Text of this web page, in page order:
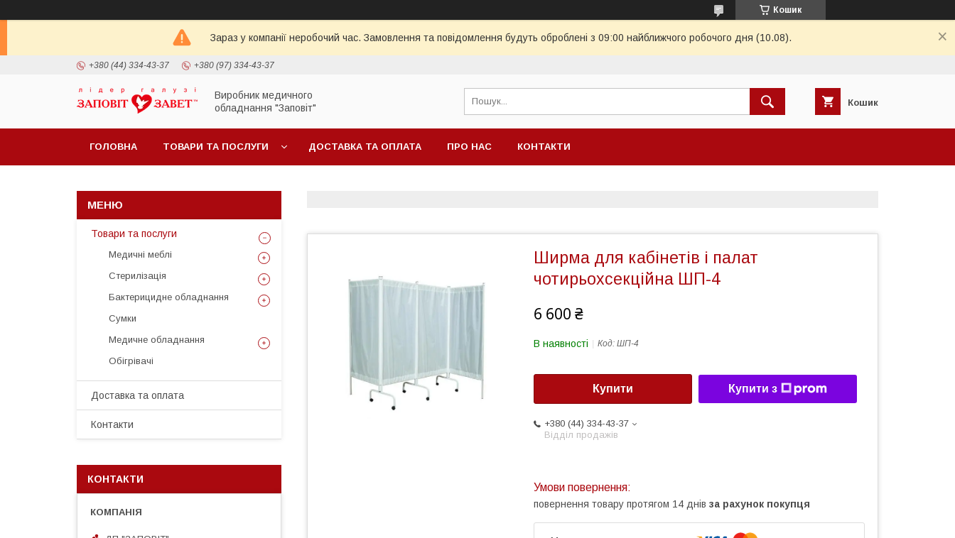
Кошик
Зараз у компанії неробочий час. Замовлення та повідомлення будуть оброблені з 09:00 найближчого робочого дня (10.08).
+380 (44) 334-43-37 +380 (97) 334-43-37
Виробник медичного
обладнання "Заповіт"
Кошик
ГОЛОВНА ТОВАРИ ТА ПОСЛУГИ ДОСТАВКА ТА ОПЛАТА ПРО НАС КОНТАКТИ
Ширма для кабінетів і палат
чотирьохсекційна ШП-4
6 600 ₴
В наявності Код: ШП-4
Купити Купити з
+380 (44) 334-43-37
Відділ продажів
повернення товару протягом 14 днів за рахунок покупця
Товари та послуги
Медичні меблі
Стерилізація
Бактерицидне обладнання
Сумки
Медичне обладнання
Обігрівачі
Доставка та оплата
Контакти
КОНТАКТИ